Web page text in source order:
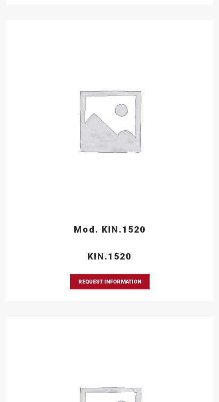
Mod. KIN.1520
KIN.1520
REQUEST INFORMATION